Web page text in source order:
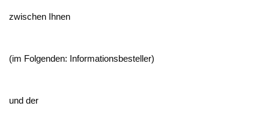
zwischen Ihnen
(im Folgenden: Informationsbesteller)
und der